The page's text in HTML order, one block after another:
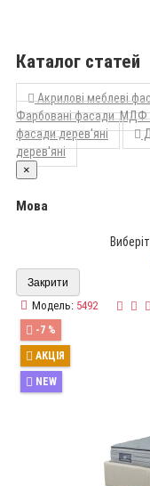
Каталог статей
Акрилові меблеві
Фарбовані фасади МДФ
фасади дерев'яні
дерев'яні
×
Мова
Закрити
Модель: 5492
-7 %
АКЦІЯ
NEW